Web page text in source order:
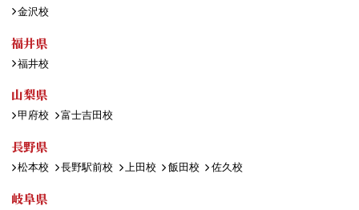
金沢校
福井県
福井校
山梨県
甲府校 富士吉田校
長野県
松本校 長野駅前校 上田校 飯田校 佐久校
岐阜県